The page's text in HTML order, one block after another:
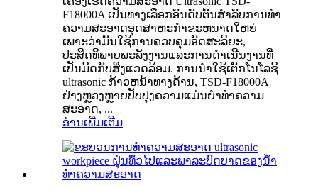
F18000A ເປັນທາງເລືອກອັນດັບຕົ້ນສໍາລັບການທໍາ
ຄວາມສະອາດອຸດສາຫະກໍາຂະຫນາດໃຫຍ່
ເພາະວ່າມັນໃຊ້ການຄວບຄຸມອັດສະລິຍະ,
ປະສິດທິພາບພະລັງງານແລະການດໍາເນີນງານທີ່
ເປັນມິດກັບສິ່ງແວດລ້ອມ. ການນໍາໃຊ້ເຕັກໂນໂລຊີ
ultrasonic ກ້າວຫນ້າທາງດ້ານ, TSD-F18000A
ຢ່າງຫຼວງຫຼາຍປັບປຸງຄວາມແມ່ນຍໍາທໍາຄວາມ
ສະອາດ, ...
ອ່ານເພີ່ມເຕີມ